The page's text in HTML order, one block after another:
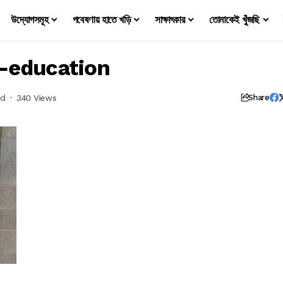
উদ্যোগসমূহ গবেষণায় হাতে খড়ি সাক্ষাৎকার তোমাকেই খুঁজছি
340 Views Share